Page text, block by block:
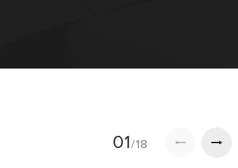
01/18